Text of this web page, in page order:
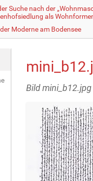
Suche nach der
als
Moderne am Bodensee
Bild mini_b12.jpg